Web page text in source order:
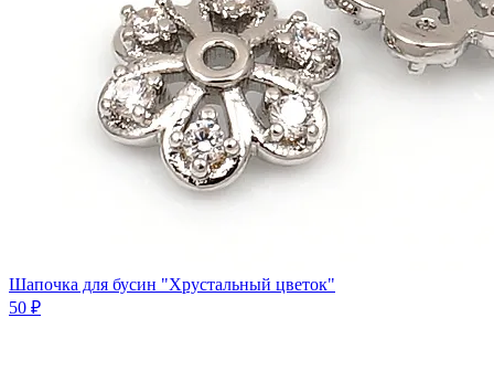
Шапочка для бусин "Хрустальный цветок"
50 ₽